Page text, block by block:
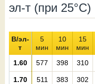
эл-т (при 25°С)
В/эл-
т
5
мин
10
мин
15
мин
1.60 577 398 310
1.70 511 383 302